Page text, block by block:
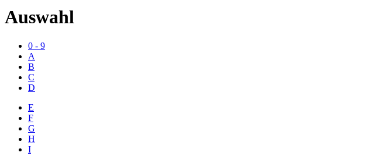
Auswahl
0 - 9
A
B
C
D
E
F
G
H
I